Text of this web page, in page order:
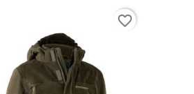
favorite_border